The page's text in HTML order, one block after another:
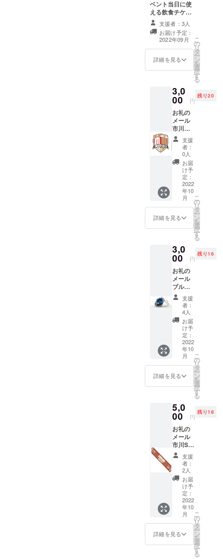
ベント当日に使
える飲食チケッ
ト1,000円分 材
質：紙 サイズ：
約
150mm×76mm
概要：当日会場
で使える飲食チ
ります。
支援者：3人
お届け予定：
2022年09月
詳細を見る
こ
の
リ
タ
ー
ン
を
選
択
す
る
3,0
00 円
残り20
お礼の
メール
市川
サッ
カーク
ラブス
テッ
カー３
ズ：約
100mm
×70mm
材質：
シール
支援
者：
0人
お届
け予
定：
2022
年10
月
詳細を見る
こ
の
リ
タ
ー
ン
を
選
択
す
る
3,0
00 円
残り16
お礼の
メール
ブルー
サン
ダース
オリジ
ナル
キーホ
ルダー
サイ
ズ：縦
横高さ
4cm以
内 材
質：プ
ラス
支援
者：
4人
お届
け予
定：
2022
年10
月
詳細を見る
こ
の
リ
タ
ー
ン
を
選
択
す
る
5,0
00 円
残り18
お礼の
メール
市川SC
タオル
マフ
ラー サ
イズ：
1100m
m×200
mm 材
質：綿
100％
支援
者：
2人
お届
け予
定：
2022
年10
月
詳細を見る
こ
の
リ
タ
ー
ン
を
選
択
す
る